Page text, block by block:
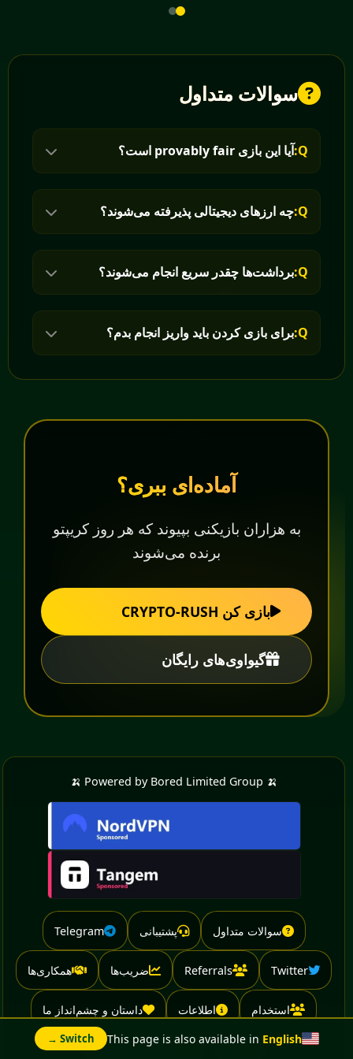
سوالات متداول
Q: آیا این بازی provably fair است؟
Q: چه ارزهای دیجیتالی پذیرفته می‌شوند؟
Q: برداشت‌ها چقدر سریع انجام می‌شوند؟
Q: برای بازی کردن باید واریز انجام بدم؟
آماده‌ای ببری؟
به هزاران بازیکنی بپیوند که هر روز کریپتو
برنده می‌شوند
بازی کن CRYPTO-RUSH
گیو‌اوی‌های رایگان
🍌 Powered by Bored Limited Group 🍌
سوالات متداول پشتیبانی Telegram
Twitter
Referrals ضریب‌ها همکاری‌ها
استخدام اطلاعات داستان و چشم‌انداز ما
Advertise With Us
This page is also available in English
Switch →